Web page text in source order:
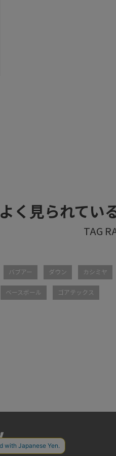
よく見られてい
バブアー ダウン カシミヤ
ベースボール ゴアテックス